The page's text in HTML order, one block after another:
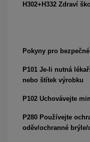
H302+H332 Zdraví
Pokyny pro
P101 Je-li nutná
nebo štítek výrobku
P102 Uchovávejte
P280 Používejte
oděv/ochranné